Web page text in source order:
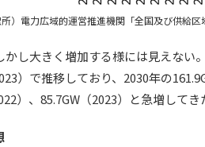
所）電力広域的運営推進機関「全国及び供給
し大きく増加する様には見えない
）で推移しており、2030年の
）、85.7GW（2023）と急増して